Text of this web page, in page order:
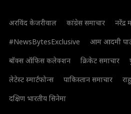
अरविंद केजरीवाल कांग्रेस समाचार नरेंद्र
#NewsBytesExclusive
आम आदमी
बॉक्स ऑफिस कलेक्शन
क्रिकेट समाचार
लेटेस्ट स्मार्टफोन्स
पाकिस्तान समाचार
दक्षिण भारतीय सिनेमा